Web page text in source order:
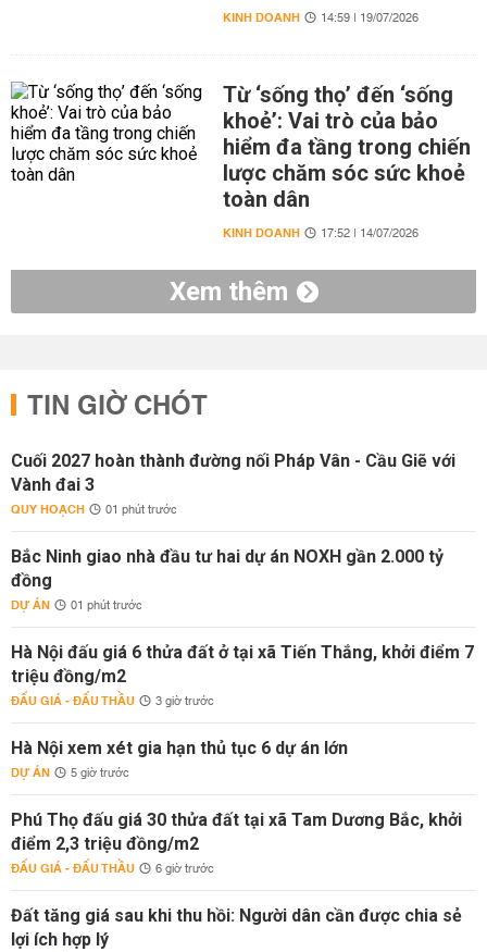
KINH DOANH 14:59 | 19/07/2026
Từ ‘sống thọ’ đến ‘sống
khoẻ’: Vai trò của bảo
hiểm đa tầng trong chiến
lược chăm sóc sức khoẻ
toàn dân
KINH DOANH 17:52 | 14/07/2026
Xem thêm
TIN GIỜ CHÓT
Cuối 2027 hoàn thành đường nối Pháp Vân - Cầu Giẽ với
Vành đai 3
QUY HOẠCH 01 phút trước
Bắc Ninh giao nhà đầu tư hai dự án NOXH gần 2.000 tỷ
đồng
DỰ ÁN 01 phút trước
Hà Nội đấu giá 6 thửa đất ở tại xã Tiến Thắng, khởi điểm 7
triệu đồng/m2
ĐẤU GIÁ - ĐẤU THẦU 3 giờ trước
Hà Nội xem xét gia hạn thủ tục 6 dự án lớn
DỰ ÁN 5 giờ trước
Phú Thọ đấu giá 30 thửa đất tại xã Tam Dương Bắc, khởi
điểm 2,3 triệu đồng/m2
ĐẤU GIÁ - ĐẤU THẦU 6 giờ trước
Đất tăng giá sau khi thu hồi: Người dân cần được chia sẻ
lợi ích hợp lý